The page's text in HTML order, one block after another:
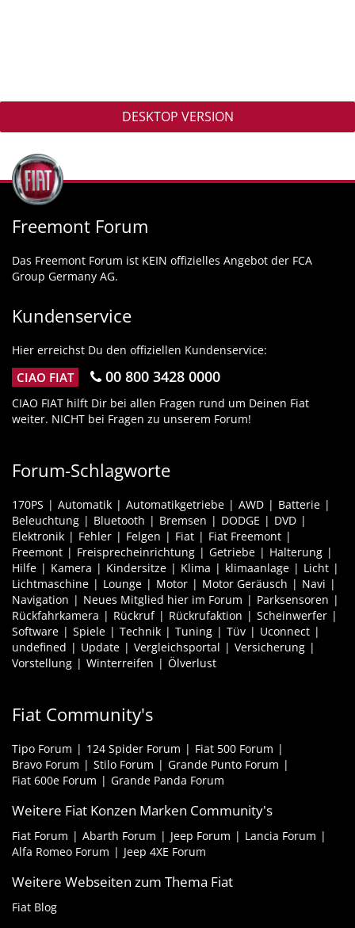
DESKTOP VERSION
Freemont Forum
Das Freemont Forum ist KEIN offizielles Angebot der FCA
Group Germany AG.
Kundenservice
Hier erreichst Du den offiziellen Kundenservice:
CIAO FIAT 00 800 3428 0000
CIAO FIAT hilft Dir bei allen Fragen rund um Deinen Fiat
weiter. NICHT bei Fragen zu unserem Forum!
Forum-Schlagworte
170PS Automatik Automatikgetriebe AWD
Batterie
Beleuchtung
Bluetooth Bremsen DODGE
DVD
Elektronik
Fehler Felgen Fiat
Fiat Freemont
Freemont
Freisprecheinrichtung Getriebe
Halterung
Hilfe
Kamera Kindersitze Klima klimaanlage
Licht
Lichtmaschine
Lounge Motor Motor Geräusch
Navi
Navigation
Neues Mitglied hier im Forum
Parksensoren
Rückfahrkamera
Rückruf Rückrufaktion
Scheinwerfer
Software
Spiele Technik Tuning Tüv
Uconnect
undefined
Update Vergleichsportal
Versicherung
Vorstellung
Winterreifen Ölverlust
Fiat Community's
Tipo Forum 124 Spider Forum
Fiat 500 Forum
Bravo Forum
Stilo Forum
Grande Punto Forum
Fiat 600e Forum
Grande Panda Forum
Weitere Fiat Konzen Marken Community's
Fiat Forum Abarth Forum Jeep Forum
Lancia Forum
Alfa Romeo Forum
Jeep 4XE Forum
Weitere Webseiten zum Thema Fiat
Fiat Blog